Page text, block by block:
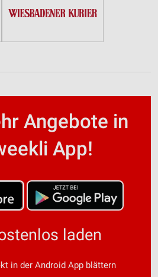
Angebote in
App!
laden
in der Android App blättern